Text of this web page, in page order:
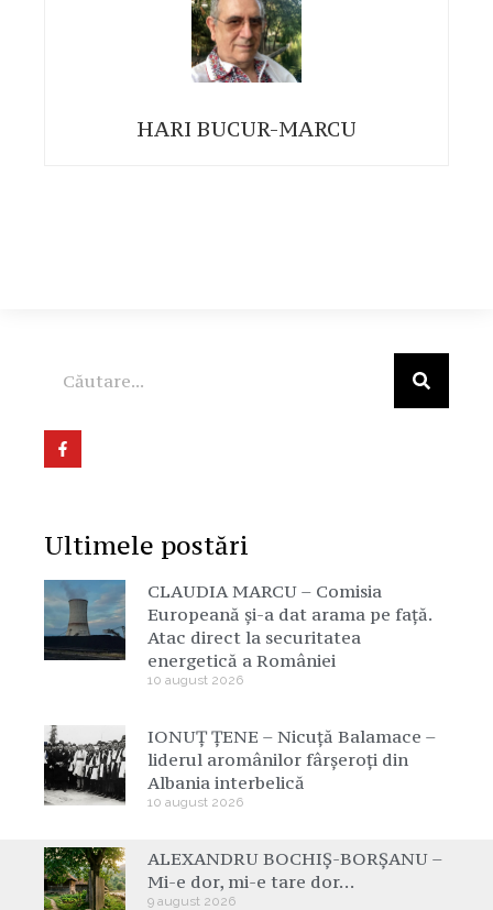
HARI BUCUR-MARCU
Ultimele postări
CLAUDIA MARCU – Comisia
Europeană și-a dat arama pe față.
Atac direct la securitatea
energetică a României
10 august 2026
IONUȚ ȚENE – Nicuță Balamace –
liderul aromânilor fârșeroți din
Albania interbelică
10 august 2026
ALEXANDRU BOCHIȘ-BORȘANU –
Mi-e dor, mi-e tare dor…
9 august 2026